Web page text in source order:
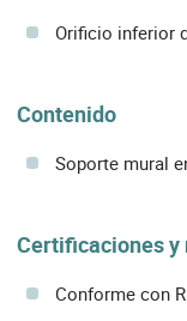
Orificio inferior
Contenido
Soporte mural
Certificaciones
Conforme con